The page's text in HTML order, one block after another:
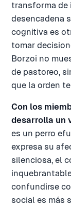
transforma de
desencadena
cognitiva es
tomar
Borzoi no
de pastoreo,
que la orden
Con los
desarrolla un
es un perro
expresa su
silenciosa, el
confundirse
social es más